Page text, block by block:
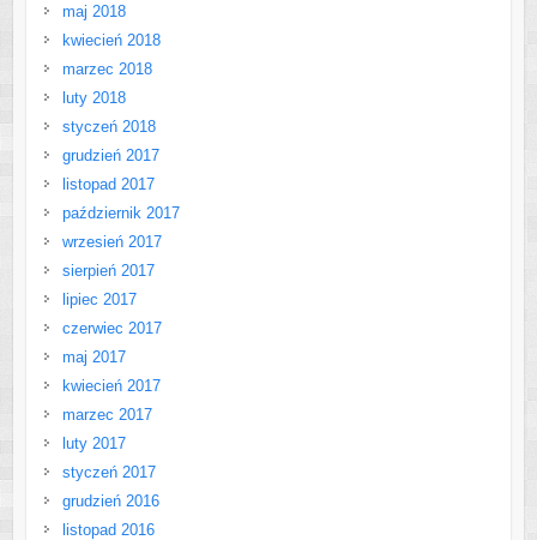
maj 2018
kwiecień 2018
marzec 2018
luty 2018
styczeń 2018
grudzień 2017
listopad 2017
październik 2017
wrzesień 2017
sierpień 2017
lipiec 2017
czerwiec 2017
maj 2017
kwiecień 2017
marzec 2017
luty 2017
styczeń 2017
grudzień 2016
listopad 2016